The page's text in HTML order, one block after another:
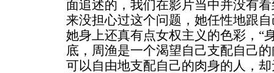
面追述的，我们在影片当中并没有
来没担心过这个问题，她任性地跟
她身上还真有点女权主义的色彩，“
底，周渔是一个渴望自己支配自己
可以自由地支配自己的肉身的人，